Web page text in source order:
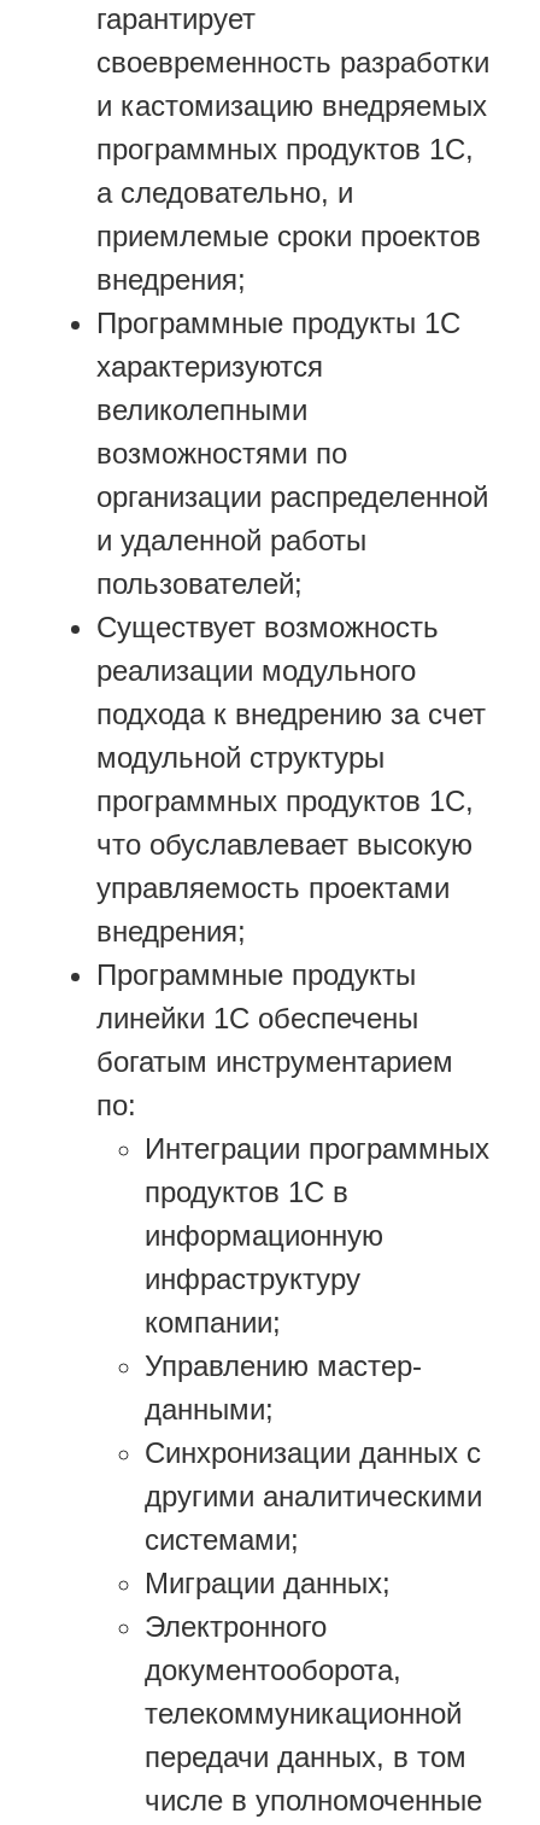
гарантирует
своевременность разработки
и кастомизацию внедряемых
программных продуктов 1С,
а следовательно, и
приемлемые сроки проектов
внедрения;
Программные продукты 1С
характеризуются
великолепными
возможностями по
организации распределенной
и удаленной работы
пользователей;
Существует возможность
реализации модульного
подхода к внедрению за счет
модульной структуры
программных продуктов 1С,
что обуславлевает высокую
управляемость проектами
внедрения;
Программные продукты
линейки 1С обеспечены
богатым инструментарием
по:
Интеграции программных
продуктов 1С в
информационную
инфраструктуру
компании;
Управлению мастер-
данными;
Синхронизации данных с
другими аналитическими
системами;
Миграции данных;
Электронного
документооборота,
телекоммуникационной
передачи данных, в том
числе в уполномоченные